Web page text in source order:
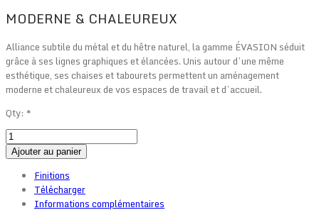
MODERNE & CHALEUREUX
Alliance subtile du métal et du hêtre naturel, la gamme ÉVASION séduit
grâce à ses lignes graphiques et élancées. Unis autour d’une même
esthétique, ses chaises et tabourets permettent un aménagement
moderne et chaleureux de vos espaces de travail et d’accueil.
Qty: *
Ajouter au panier
Finitions
Télécharger
Informations complémentaires